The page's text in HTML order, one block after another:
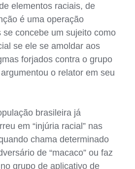
elementos raciais, de
é uma operação
se concebe um sujeito como
se ele se amoldar aos
forjados contra o grupo
argumentou o relator em seu
brasileira já
em “injúria racial” nas
chama determinado
de “macaco” ou faz
grupo de aplicativo de